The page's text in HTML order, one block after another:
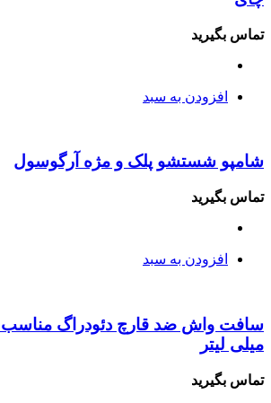
تماس بگیرید
افزودن به سبد
شامپو شستشو پلک و مژه آرگوسول
تماس بگیرید
افزودن به سبد
میلی لیتر
تماس بگیرید